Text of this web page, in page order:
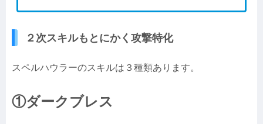
２次スキルもとにかく攻撃特化
スペルハウラーのスキルは３種類あります。
①ダークブレス